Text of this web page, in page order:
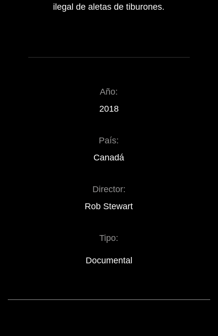
ilegal de aletas de tiburones.
Año:
2018
País:
Canadá
Director:
Rob Stewart
Tipo:
Documental